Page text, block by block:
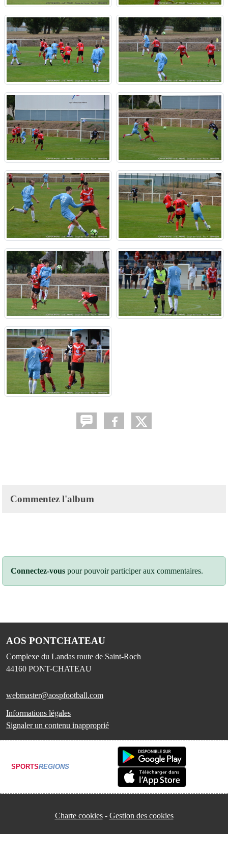
Commentez l'album
Connectez-vous pour pouvoir participer aux commentaires.
AOS PONTCHATEAU
Complexe du Landas route de Saint-Roch
44160 PONT-CHATEAU
webmaster@aospfootball.com
Informations légales
Signaler un contenu inapproprié
SPORTSREGIONS
Charte cookies Gestion des cookies